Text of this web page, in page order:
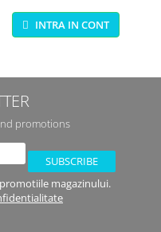
INTRA IN CONT
promotions
magazinului.